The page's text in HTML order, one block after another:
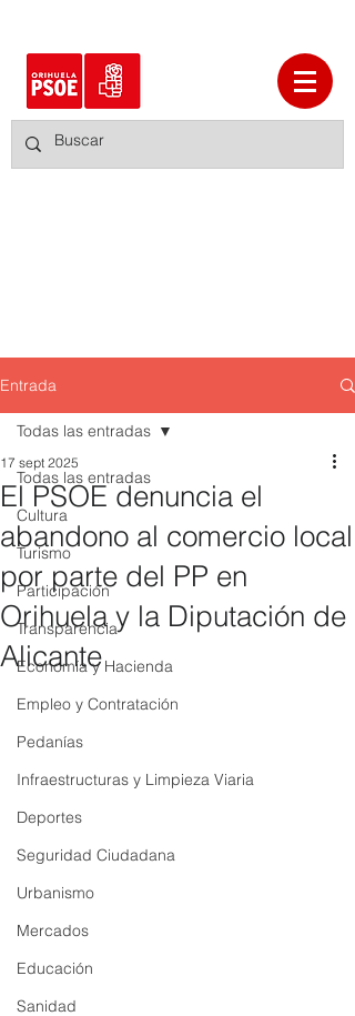
Entrada
Todas las entradas
Cultura
Turismo
Participación
Transparencia
Economía y Hacienda
Empleo y Contratación
Pedanías
Infraestructuras y Limpieza Viaria
Deportes
Seguridad Ciudadana
Urbanismo
Mercados
Educación
Sanidad
Todas las entradas
El PSOE denuncia el
abandono al comercio local
por parte del PP en
Orihuela y la Diputación de
Alicante
17 sept 2025